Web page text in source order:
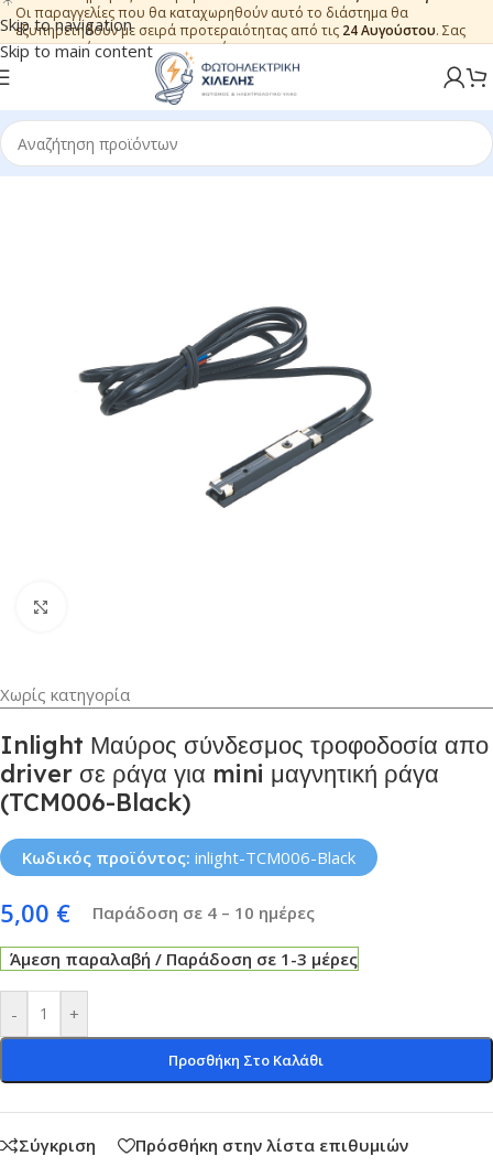
Skip to navigation
Skip to main content
Οι παραγγελίες που θα καταχωρηθούν αυτό το διάστημα θα
εξυπηρετηθούν με σειρά προτεραιότητας από τις 24 Αυγούστου. Σας
ευχαριστούμε για την εμπιστοσύνη.
Χωρίς κατηγορία
Inlight Μαύρος σύνδεσμος τροφοδοσία απο
driver σε ράγα για mini μαγνητική ράγα
(TCM006-Black)
Κωδικός προϊόντος: inlight-TCM006-Black
5,00 € Παράδοση σε 4 – 10 ημέρες
Άμεση παραλαβή / Παράδοση σε 1-3 μέρες
- +
Προσθήκη Στο Καλάθι
Σύγκριση Πρόσθήκη στην λίστα επιθυμιών